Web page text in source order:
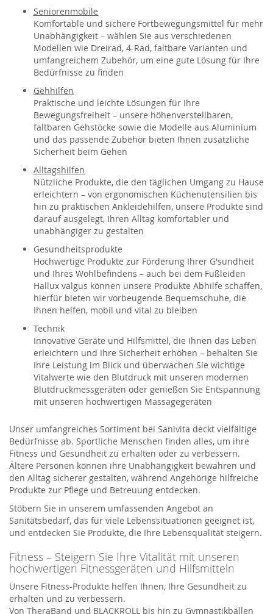
Seniorenmobile
Komfortable und sichere Fortbewegungsmittel für mehr
Unabhängigkeit – wählen Sie aus verschiedenen
Modellen wie Dreirad, 4-Rad, faltbare Varianten und
umfangreichem Zubehör, um eine gute Lösung für Ihre
Bedürfnisse zu finden
Gehhilfen
Praktische und leichte Lösungen für Ihre
Bewegungsfreiheit – unsere höhenverstellbaren,
faltbaren Gehstöcke sowie die Modelle aus Aluminium
und das passende Zubehör bieten Ihnen zusätzliche
Sicherheit beim Gehen
Alltagshilfen
Nützliche Produkte, die den täglichen Umgang zu Hause
erleichtern – von ergonomischen Küchenutensilien bis
hin zu praktischen Ankleidehilfen, unsere Produkte sind
darauf ausgelegt, Ihren Alltag komfortabler und
unabhängiger zu gestalten
Gesundheitsprodukte
Hochwertige Produkte zur Förderung Ihrer G'sundheit
und Ihres Wohlbefindens – auch bei dem Fußleiden
Hallux valgus können unsere Produkte Abhilfe schaffen,
hierfür bieten wir vorbeugende Bequemschuhe, die
Ihnen helfen, mobil und vital zu bleiben
Technik
Innovative Geräte und Hilfsmittel, die Ihnen das Leben
erleichtern und Ihre Sicherheit erhöhen – behalten Sie
Ihre Leistung im Blick und überwachen Sie wichtige
Vitalwerte wie den Blutdruck mit unseren modernen
Blutdruckmessgeräten oder genießen Sie Entspannung
mit unseren hochwertigen Massagegeräten
Unser umfangreiches Sortiment bei Sanivita deckt vielfältige
Bedürfnisse ab. Sportliche Menschen finden alles, um ihre
Fitness und Gesundheit zu erhalten oder zu verbessern.
Ältere Personen können ihre Unabhängigkeit bewahren und
den Alltag sicherer gestalten, während Angehörige hilfreiche
Produkte zur Pflege und Betreuung entdecken.
Stöbern Sie in unserem umfassenden Angebot an
Sanitätsbedarf, das für viele Lebenssituationen geeignet ist,
und entdecken Sie Produkte, die Ihre Lebensqualität steigern.
Fitness – Steigern Sie Ihre Vitalität mit unseren
hochwertigen Fitnessgeräten und Hilfsmitteln
Unsere Fitness-Produkte helfen Ihnen, Ihre Gesundheit zu
erhalten und zu verbessern.
Von TheraBand und BLACKROLL bis hin zu Gymnastikbällen